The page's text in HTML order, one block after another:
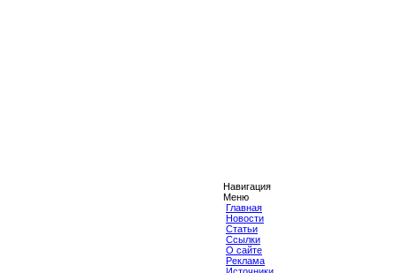
Навигация
Меню
Главная
Новости
Статьи
Ссылки
О сайте
Реклама